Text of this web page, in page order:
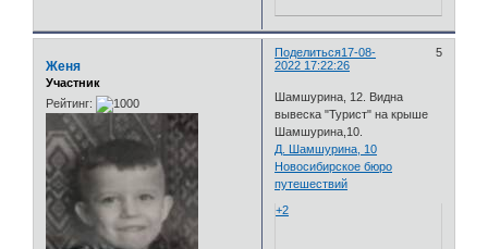
Поделиться 5
17-08-
2022 17:22:26
Женя
Участник
Рейтинг:
Шамшурина, 12. Видна
вывеска "Турист" на крыше
Шамшурина,10.
Д. Шамшурина, 10
Новосибирское бюро
путешествий
+2